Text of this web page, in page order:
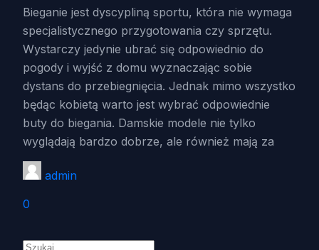
Bieganie jest dyscypliną sportu, która nie wymaga
specjalistycznego przygotowania czy sprzętu.
Wystarczy jedynie ubrać się odpowiednio do
pogody i wyjść z domu wyznaczając sobie
dystans do przebiegnięcia. Jednak mimo wszystko
będąc kobietą warto jest wybrać odpowiednie
buty do biegania. Damskie modele nie tylko
wyglądają bardzo dobrze, ale również mają za
admin
0